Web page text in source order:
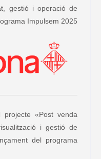
gestió i operació de
Impulsem 2025
projecte «Post venda
i gestió de
del programa